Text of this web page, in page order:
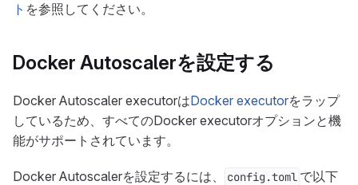
ト を参照してください。
Docker Autoscalerを設定する
Docker Autoscaler executorはDocker executorをラップ
しているため、すべてのDocker executorオプションと機
能がサポートされています。
Docker Autoscalerを設定するには、 config.toml で以下